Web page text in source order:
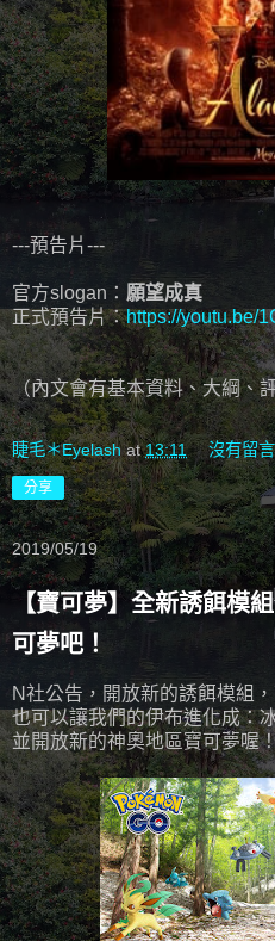
---預告片---
官方slogan： 願望成真
正式預告片：https://youtu.be/
（內文會有基本資料、大綱、
睫毛＊Eyelash at13:11 沒有留
分享
2019/05/19
【寶可夢】全新誘餌模
可夢吧！
N社公告，開放新的誘餌模組
也可以讓我們的伊布進化成：
並開放新的神奧地區寶可夢喔